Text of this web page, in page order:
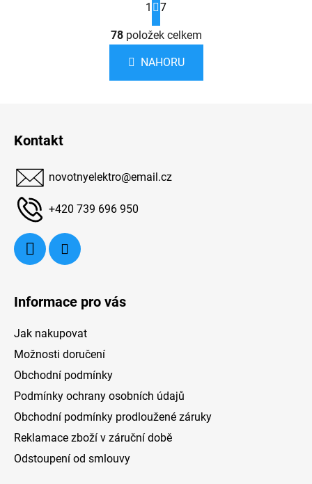
O
v
l
á
d
v
t
r
á
n
k
1 7
78položek celkem
NAHORU
Kontakt
novotnyelektro@email.cz
+420 739 696 950
Informace pro vás
Jak nakupovat
Možnosti doručení
Obchodní podmínky
Podmínky ochrany osobních údajů
Obchodní podmínky prodloužené záruky
Reklamace zboží v záruční době
Odstoupení od smlouvy